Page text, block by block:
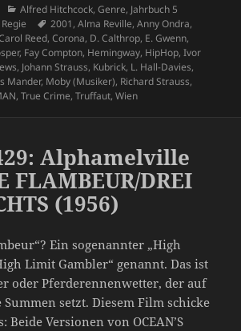
Kategorien
Alfred Hitchcock,Genre, Jahrbuch 5
Regie Schlagwörter
2001,Alma Reville,Anny Ondra,
Reed,Corona, D. Calthrop, E. Gwenn,
, Fay Compton, Hemingway, HipHop,Ivor
, Johann Strauss, Kubrick, L. Hall-Davies,
Mander, Moby (Musiker), Richard Strauss,
,True Crime,Truffaut,Wien
Alphamelville
FLAMBEUR/DREI
(1956)
Ein sogenannter „High
Limit Gambler“ genannt. Das ist
oder Pferderennenwetter, der auf
setzt. Diesem Film schicke
Beide Versionen von OCEAN’S